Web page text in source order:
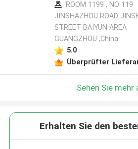
ROOM 1199 , NO 119
JINSHAZHOU ROAD
STREET BAIYUN AREA
GUANGZHOU ,China
5.0
Überprüfter
Sehen Sie mehr
Erhalten Sie den